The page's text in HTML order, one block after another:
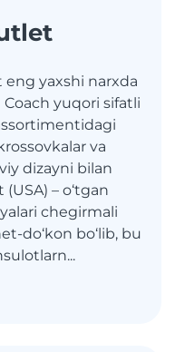
eng yaxshi narxda
yuqori sifatli
va
dizayni bilan
– o‘tgan
chegirmali
do‘kon bo‘lib, bu